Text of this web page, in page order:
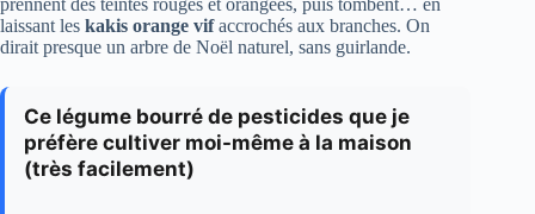
prennent des teintes rouges et orangées, puis tombent… en
laissant les kakis orange vifaccrochés aux branches. On
dirait presque un arbre de Noël naturel, sans guirlande.
Ce légume bourré de pesticides que je
préfère cultiver moi-même à la maison
(très facilement)